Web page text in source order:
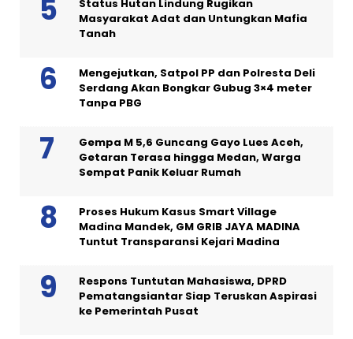
Status Hutan Lindung Rugikan
Masyarakat Adat dan Untungkan Mafia
Tanah
Mengejutkan, Satpol PP dan Polresta Deli
Serdang Akan Bongkar Gubug 3×4 meter
Tanpa PBG
Gempa M 5,6 Guncang Gayo Lues Aceh,
Getaran Terasa hingga Medan, Warga
Sempat Panik Keluar Rumah
Proses Hukum Kasus Smart Village
Madina Mandek, GM GRIB JAYA MADINA
Tuntut Transparansi Kejari Madina
Respons Tuntutan Mahasiswa, DPRD
Pematangsiantar Siap Teruskan Aspirasi
ke Pemerintah Pusat